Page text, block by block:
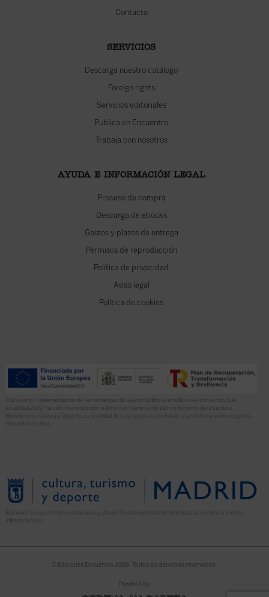
Contacto
SERVICIOS
Descarga nuestro catálogo
Foreign rights
Servicios editoriales
Publica en Encuentro
Trabaja con nosotros
AYUDA E INFORMACIÓN LEGAL
Proceso de compra
Descarga de ebooks
Gastos y plazos de entrega
Permisos de reproducción
Política de privacidad
Aviso legal
Política de cookies
El proyecto “Implementación de herramientas de Gestión Editorial en Ediciones Encuentro, S.A.
anualidad 2022” ha sido financiado por la Dirección General del Libro y Fomento de la Lectura,
Ministerio de Cultura y Deporte. La finalidad de este apoyo es contribuir a la modernización de pymes
del sector del libro.
Ediciones Encuentro ha recibido una ayuda del Ayuntamiento de Madrid para la asistencia a ferias
© Ediciones Encuentro 2026. Todos los derechos reservados.
Powered by